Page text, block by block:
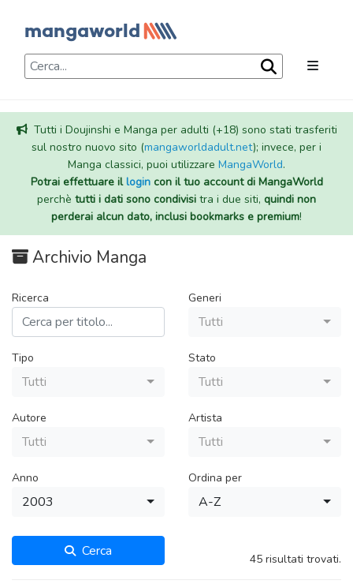
Tutti i Doujinshi e Manga per adulti (+18) sono stati trasferiti
sul nostro nuovo sito (mangaworldadult.net); invece, per i
Manga classici, puoi utilizzare MangaWorld.
Potrai effettuare illogincon il tuo account di MangaWorld
perchè tutti i dati sono condivisi tra i due siti, quindi non
perderai alcun dato, inclusi bookmarks e premium!
Archivio Manga
Ricerca Generi
Tutti
Tipo
Tutti
Stato
Tutti
Autore
Tutti
Artista
Tutti
Anno
2003
Ordina per
A-Z
Cerca 45 risultati trovati.